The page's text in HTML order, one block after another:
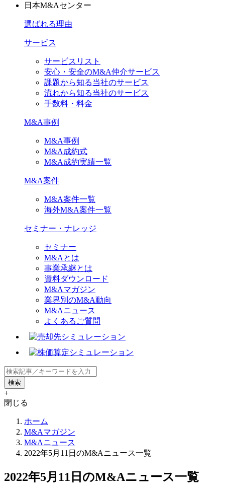
日本M&Aセンター
選ばれる理由
サービス
サービスリスト
安心・安全のM&A仲介サービス
課題から知る当社のサービス
流れから知る当社のサービス
手数料・料金
M&A事例
M&A事例
M&A成約式
M&A成約実績一覧
M&A案件
M&A案件一覧
海外M&A案件一覧
セミナー・ナレッジ
セミナー
M&Aとは
事業承継とは
資料ダウンロード
M&Aマガジン
業界別のM&A動向
M&Aニュース
よくあるご質問
+
閉じる
ホーム
M&Aマガジン
M&Aニュース
2022年5月11日のM&Aニュース一覧
2022年5月11日のM&Aニュース一覧